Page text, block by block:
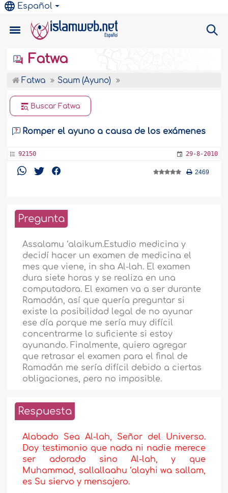
Español
Fatwa
Fatwa Saum (Ayuno)
Buscar Fatwa
Romper el ayuno a causa de los exámenes
92150 29-8-2010
2469
Pregunta
Assalamu ‘alaikum.Estudio medicina y
decidí hacer un examen de medicina el
mes que viene, in sha Al-lah. El examen
dura siete horas y se realiza en una
computadora. El examen va a ser durante
Ramadán, así que quería preguntar si
existe la posibilidad legal de no ayunar
ese día porque me sería muy difícil
concentrarme lo suficiente si estoy
ayunando. Finalmente, quiero agregar
que retrasar el examen para el final de
Ramadán me sería difícil debido a ciertas
obligaciones, pero no imposible.
Respuesta
Alabado Sea Al-lah, Señor del Universo.
Doy testimonio que nada ni nadie merece
ser adorado sino Al-lah, y que
Muhammad, sallallaahu ‘alayhi wa sallam,
es Su siervo y mensajero.